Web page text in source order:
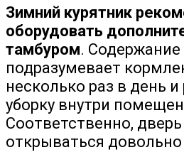
Зимний курятник
оборудовать
тамбуром.
подразумевает
несколько раз в день и
уборку внутри
Соответственно,
открываться довольно